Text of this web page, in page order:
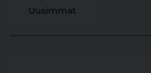
Uusimmat